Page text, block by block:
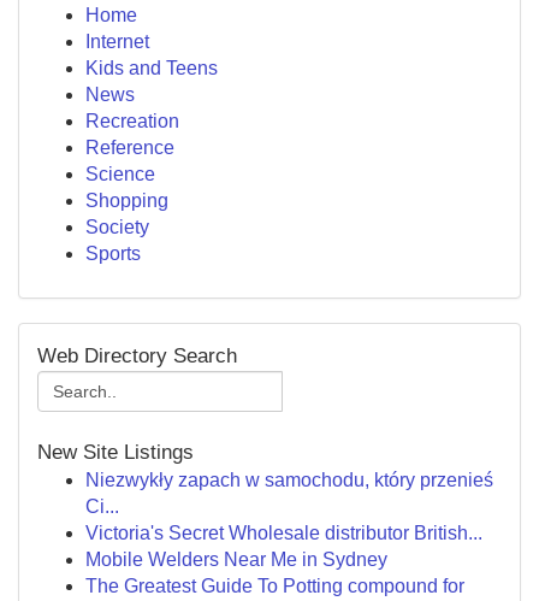
Home
Internet
Kids and Teens
News
Recreation
Reference
Science
Shopping
Society
Sports
Web Directory Search
New Site Listings
Niezwykły zapach w samochodu, który przenieś
Ci...
Victoria's Secret Wholesale distributor British...
Mobile Welders Near Me in Sydney
The Greatest Guide To Potting compound for